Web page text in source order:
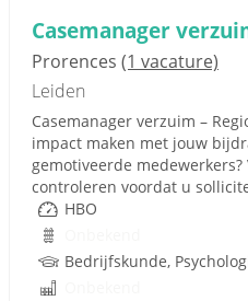
Casemanager
Prorences (1 vacature)
Leiden
Casemanager verzuim –
impact maken met jouw
gemotiveerde
controleren voordat u
HBO
Bedrijfskunde,